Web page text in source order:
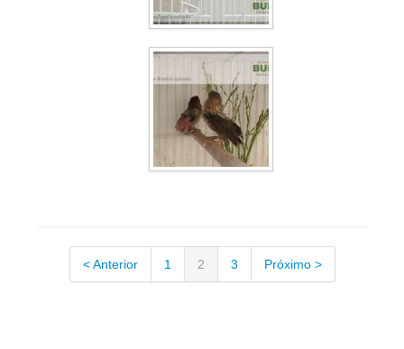
< Anterior 1 2 3 Próximo >